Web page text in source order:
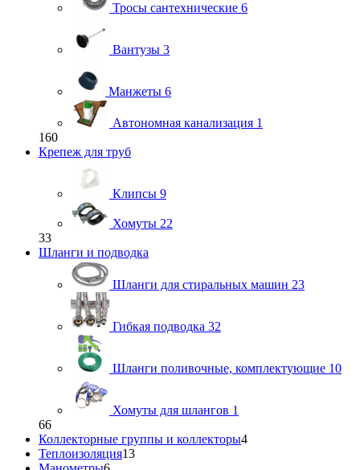
Тросы сантехнические 6
Вантузы 3
Манжеты 6
Автономная канализация 1
160
Крепеж для труб
Клипсы 9
Хомуты 22
33
Шланги и подводка
Шланги для стиральных машин 23
Гибкая подводка 32
Шланги поливочные, комплектующие 10
Хомуты для шлангов 1
66
Коллекторные группы и коллекторы4
Теплоизоляция13